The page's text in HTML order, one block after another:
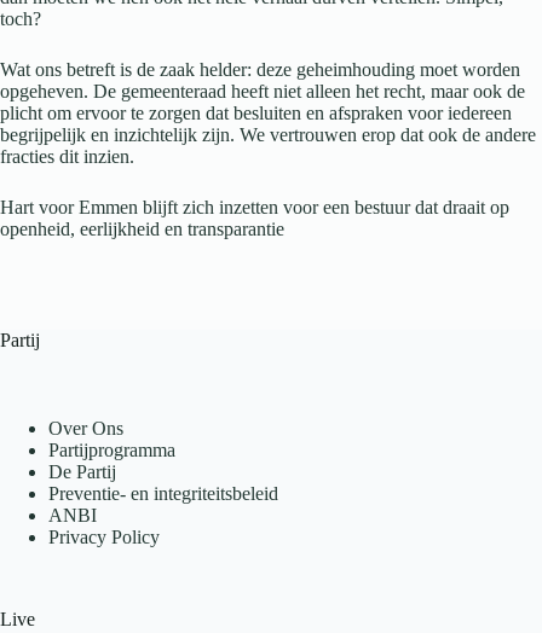
toch?
Wat ons betreft is de zaak helder: deze geheimhouding moet worden
opgeheven. De gemeenteraad heeft niet alleen het recht, maar ook de
plicht om ervoor te zorgen dat besluiten en afspraken voor iedereen
begrijpelijk en inzichtelijk zijn. We vertrouwen erop dat ook de andere
fracties dit inzien.
Hart voor Emmen blijft zich inzetten voor een bestuur dat draait op
openheid, eerlijkheid en transparantie
Partij
Over Ons
Partijprogramma
De Partij
Preventie- en integriteitsbeleid
ANBI
Privacy Policy
Live